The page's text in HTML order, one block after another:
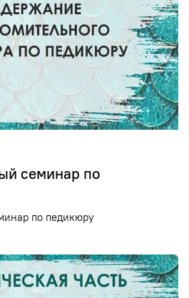
семинар по
по педикюру